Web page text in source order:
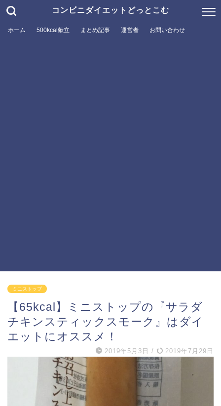
コンビニダイエットどっとこむ
ホーム 500kcal献立 まとめ記事 運営者 お問い合わせ
ミニストップ
【65kcal】ミニストップの『サラダ
チキンスティックスモーク』はダイ
エットにオススメ！
2019年5月3日 / 2019年7月29日